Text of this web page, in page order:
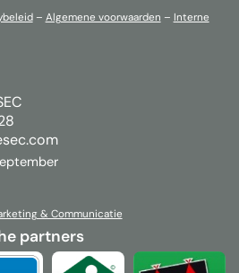
– Algemene voorwaarden – Interne
& Communicatie
partners